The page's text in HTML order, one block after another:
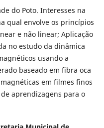
do Poto. Interesses na
qual envolve os princípios
e não linear; Aplicação
no estudo da dinâmica
usando a
baseado em fibra oca
em filmes finos
aprendizagens para o